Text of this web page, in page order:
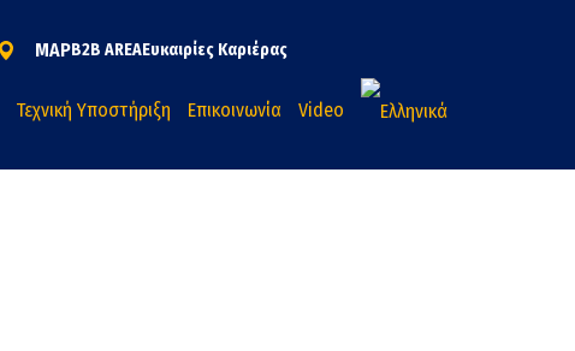
MAPB2B AREAΕυκαιρίες Καριέρας
Τεχνική Υποστήριξη Επικοινωνία Video